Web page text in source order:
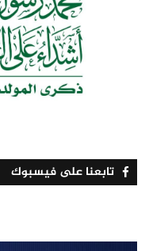
تابعنا على فيسبوك